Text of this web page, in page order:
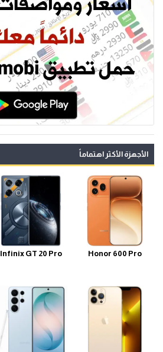
الأجهزة الأكثر اهتماماً
Honor 600 Pro
Infinix GT 20 Pro